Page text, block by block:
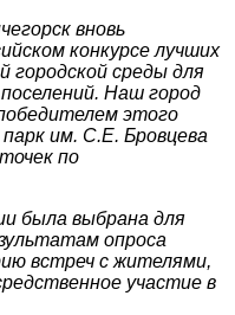
вновь
конкурсе лучших
городской среды для
Наш город
этого
им. С.Е. Бровцева
по
была выбрана для
опроса
встреч с жителями,
участие в